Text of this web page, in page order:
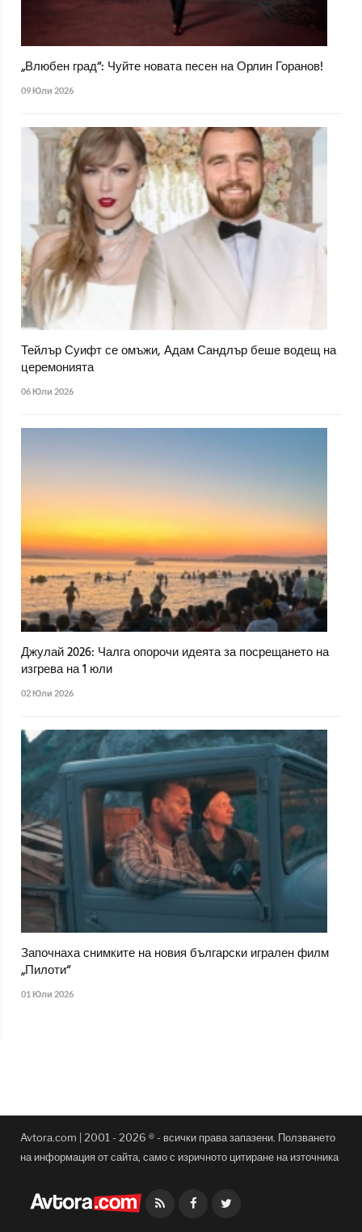
„Влюбен град“: Чуйте новата песен на Орлин Горанов!
09 Юли 2026
Тейлър Суифт се омъжи, Адам Сандлър беше водещ на
церемонията
06 Юли 2026
Джулай 2026: Чалга опорочи идеята за посрещането на
изгрева на 1 юли
02 Юли 2026
Започнаха снимките на новия български игрален филм
„Пилоти“
01 Юли 2026
Avtora.com | 2001 - 2026 ® - всички права запазени. Ползването
на информация от сайта, само с изричното цитиране на източника
Facebook